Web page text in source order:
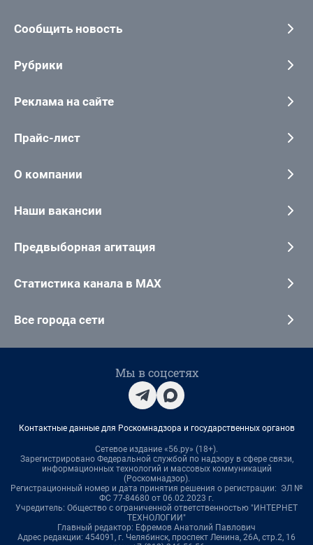
Сообщить новость
Рубрики
Реклама на сайте
Прайс-лист
О компании
Наши вакансии
Предвыборная агитация
Статистика канала в MAX
Все города сети
Мы в соцсетях
Контактные данные для Роскомнадзора и государственных органов
Сетевое издание «56.ру» (18+).
Зарегистрировано Федеральной службой по надзору в сфере связи,
информационных технологий и массовых коммуникаций
(Роскомнадзор).
Регистрационный номер и дата принятия решения о регистрации: ЭЛ №
ФС 77-84680 от 06.02.2023 г.
Учредитель: Общество с ограниченной ответственностью "ИНТЕРНЕТ
ТЕХНОЛОГИИ"
Главный редактор: Ефремов Анатолий Павлович
Адрес редакции: 454091, г. Челябинск, проспект Ленина, 26А, стр.2, 16